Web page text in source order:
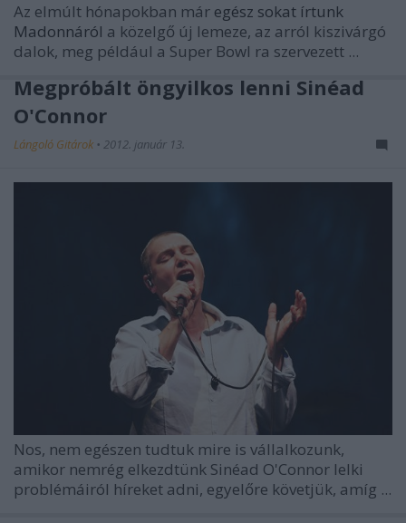
Az elmúlt hónapokban már egész sokat írtunk
Madonnáról a közelgő új lemeze, az arról kiszivárgó
dalok, meg például a Super Bowl ra szervezett ...
Megpróbált öngyilkos lenni Sinéad
O'Connor
Lángoló Gitárok • 2012. január 13.
Nos, nem egészen tudtuk mire is vállalkozunk,
amikor nemrég elkezdtünk Sinéad O'Connor lelki
problémáiról híreket adni, egyelőre követjük, amíg ...